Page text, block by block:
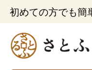
初めての方でも簡